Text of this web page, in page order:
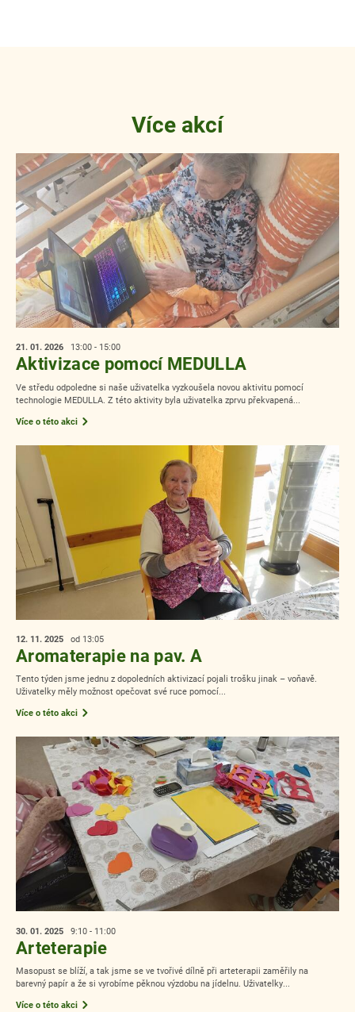
Více akcí
21. 01. 2026 13:00 - 15:00
Aktivizace pomocí MEDULLA
Ve středu odpoledne si naše uživatelka vyzkoušela novou aktivitu pomocí
technologie MEDULLA. Z této aktivity byla uživatelka zprvu překvapená...
Více o této akci
12. 11. 2025 od 13:05
Aromaterapie na pav. A
Tento týden jsme jednu z dopoledních aktivizací pojali trošku jinak – voňavě.
Uživatelky měly možnost opečovat své ruce pomocí...
Více o této akci
30. 01. 2025 9:10 - 11:00
Arteterapie
Masopust se blíží, a tak jsme se ve tvořivé dílně při arteterapii zaměřily na
barevný papír a že si vyrobíme pěknou výzdobu na jídelnu. Uživatelky...
Více o této akci